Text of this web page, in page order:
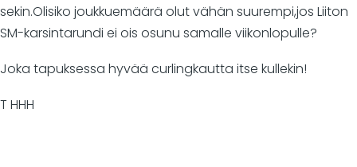
sekin.Olisiko joukkuemäärä olut vähän suurempi,jos Liiton
SM-karsintarundi ei ois osunu samalle viikonlopulle?
Joka tapuksessa hyvää curlingkautta itse kullekin!
T HHH